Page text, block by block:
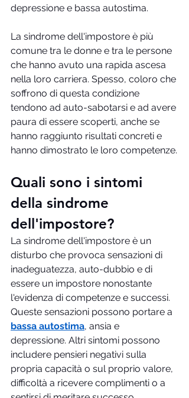
depressione e bassa autostima.
La sindrome dell'impostore è più
comune tra le donne e tra le persone
che hanno avuto una rapida ascesa
nella loro carriera. Spesso, coloro che
soffrono di questa condizione
tendono ad auto-sabotarsi e ad avere
paura di essere scoperti, anche se
hanno raggiunto risultati concreti e
hanno dimostrato le loro competenze.
Quali sono i sintomi
della sindrome
dell'impostore?
La sindrome dell'impostore è un
disturbo che provoca sensazioni di
inadeguatezza, auto-dubbio e di
essere un impostore nonostante
l'evidenza di competenze e successi.
Queste sensazioni possono portare a
bassa autostima, ansia e
depressione. Altri sintomi possono
includere pensieri negativi sulla
propria capacità o sul proprio valore,
difficoltà a ricevere complimenti o a